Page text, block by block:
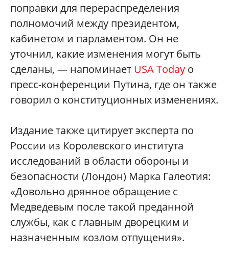
поправки для перераспределения
полномочий между президентом,
кабинетом и парламентом. Он не
уточнил, какие изменения могут быть
сделаны, — напоминает USA Today о
пресс-конференции Путина, где он также
говорил о конституционных изменениях.
Издание также цитирует эксперта по
России из Королевского института
исследований в области обороны и
безопасности (Лондон) Марка Галеотия:
«Довольно дрянное обращение с
Медведевым после такой преданной
службы, как с главным дворецким и
назначенным козлом отпущения».